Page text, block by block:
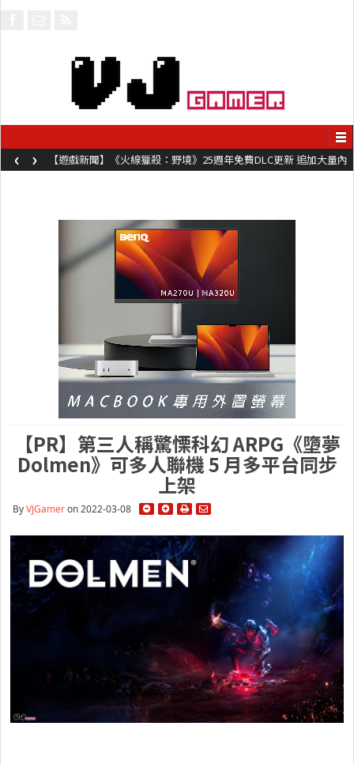
【遊戲新聞】《火線獵殺：野境》25週年免費DLC更新 追加大量內
容同時系舊作限時超平價折扣
‹ ›
【PR】第三人稱驚慄科幻 ARPG《墮夢
Dolmen》可多人聯機 5 月多平台同步
上架
ByVJGameron 2022-03-08